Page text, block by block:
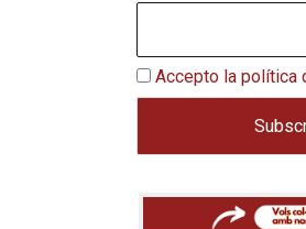
Accepto la política